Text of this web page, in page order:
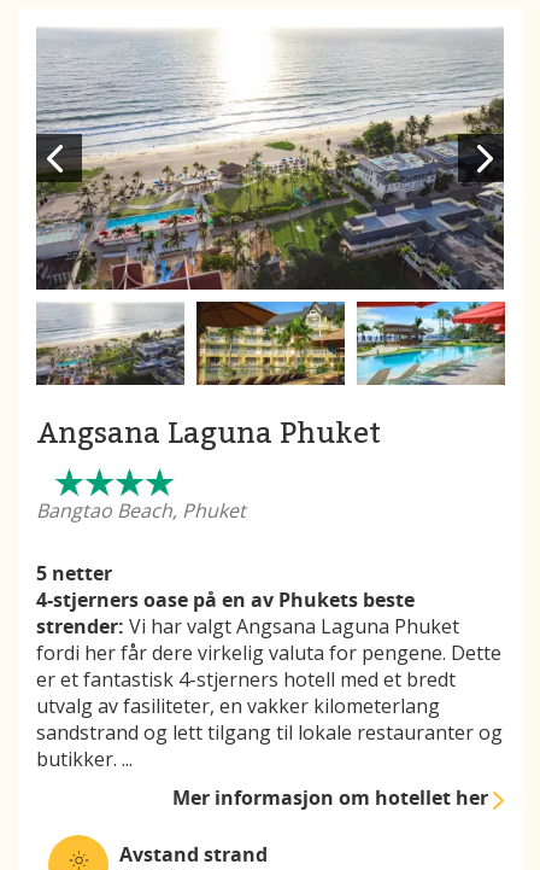
Angsana Laguna Phuket
Bangtao Beach, Phuket
5 netter
4-stjerners oase på en av Phukets beste
strender: Vi har valgt Angsana Laguna Phuket
fordi her får dere virkelig valuta for pengene. Dette
er et fantastisk 4-stjerners hotell med et bredt
utvalg av fasiliteter, en vakker kilometerlang
sandstrand og lett tilgang til lokale restauranter og
butikker. ...
Mer informasjonom hotellet her
Avstand strand